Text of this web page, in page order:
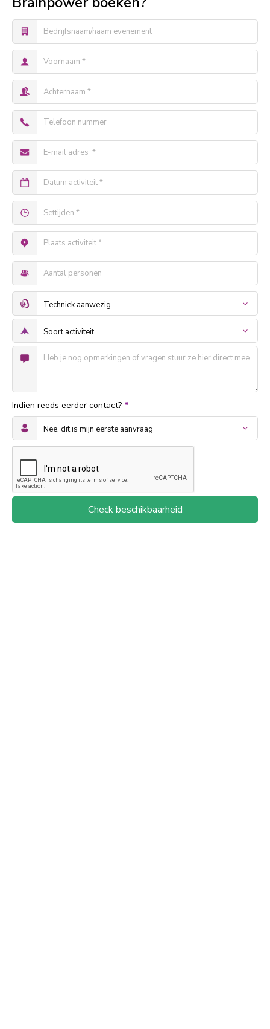
Indien reeds eerder contact? *
Check beschikbaarheid